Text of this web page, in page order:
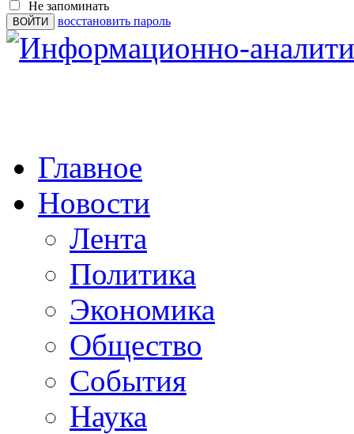
Не запоминать
восстановить пароль
Главное
Новости
Лента
Политика
Экономика
Общество
События
Наука